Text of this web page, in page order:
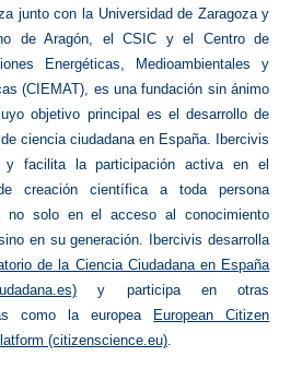
junto con la Universidad de Zaragoza y
de Aragón, el CSIC y el Centro de
Energéticas, Medioambientales y
(CIEMAT), es una fundación sin ánimo
objetivo principal es el desarrollo de
ciencia ciudadana en España. Ibercivis
y facilita la participación activa en el
creación científica a toda persona
no solo en el acceso al conocimiento
en su generación. Ibercivis desarrolla
de la Ciencia Ciudadana en España
y participa en otras
como la europea
European Citizen
(citizenscience.eu).